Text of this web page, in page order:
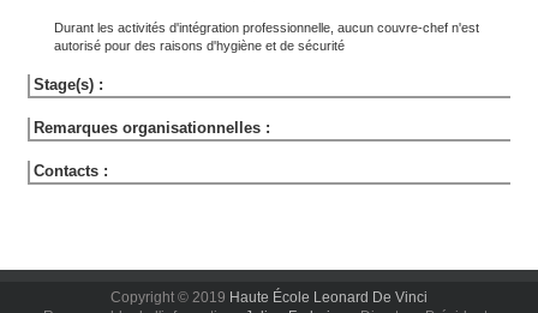
Durant les activités d'intégration professionnelle, aucun couvre-chef n'est
autorisé pour des raisons d'hygiène et de sécurité
Stage(s) :
Remarques organisationnelles :
Contacts :
Copyright © 2019 Haute École Leonard De Vinci